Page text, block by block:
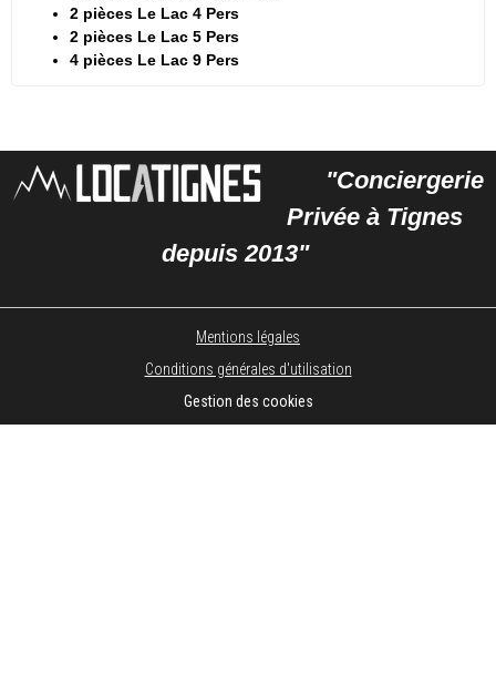
2 pièces Le Lac 4 Pers
2 pièces Le Lac 5 Pers
4 pièces Le Lac 9 Pers
"Conciergerie
Privée à Tignes
depuis 2013"
Mentions légales
Conditions générales d'utilisation
Gestion des cookies